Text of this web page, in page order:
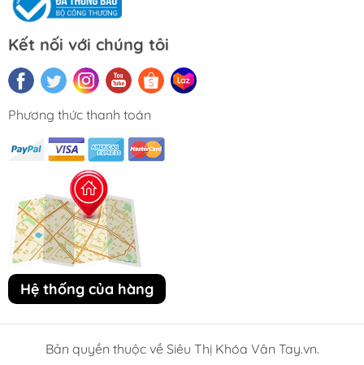
Kết nối với chúng tôi
Phương thức thanh toán
Hệ thống của hàng
Bản quyền thuộc về Siêu Thị Khóa Vân Tay.vn.